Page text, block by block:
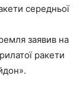
середньої
заявив на
ракети